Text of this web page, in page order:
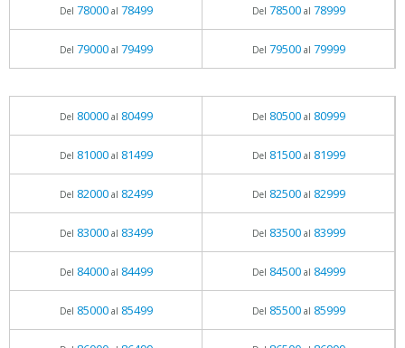
Del 78000al 78499 Del 78500al 78999
Del 79000al 79499 Del 79500al 79999
Del 80000al 80499 Del 80500al 80999
Del 81000al 81499 Del 81500al 81999
Del 82000al 82499 Del 82500al 82999
Del 83000al 83499 Del 83500al 83999
Del 84000al 84499 Del 84500al 84999
Del 85000al 85499 Del 85500al 85999